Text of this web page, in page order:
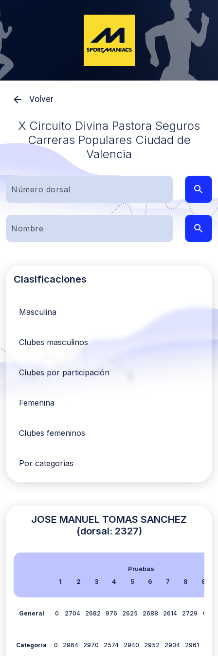
Volver
X Circuito Divina Pastora Seguros
Carreras Populares Ciudad de
Valencia
Clasificaciones
Masculina
Clubes masculinos
Clubes por participación
Femenina
Clubes femeninos
Por categorías
JOSE MANUEL TOMAS SANCHEZ
(dorsal: 2327)
Pruebas
1
2 3 4 5 6 7 8 9
General 0 2704 2682 976 2625 2688 2614 2729 0
Categoría 0 2964 2970 2574 2940 2952 2934 2961 0